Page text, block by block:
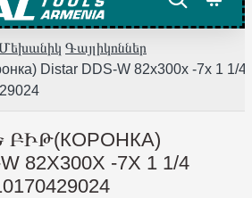
Գայլիկոններ
Distar DDS-W 82x300x -7x 1 1/4
82X300X -7X 1 1/4